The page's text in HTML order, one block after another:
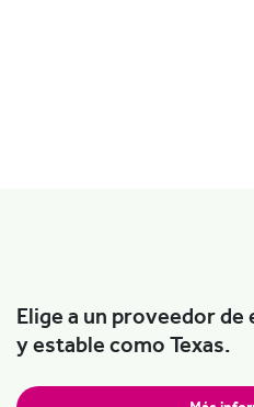
Elige a un proveedor
y estable como Texas.